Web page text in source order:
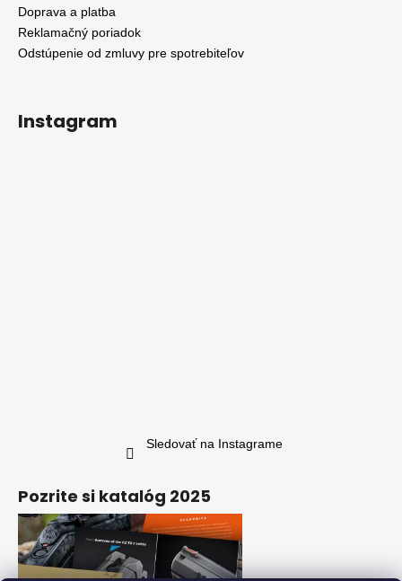
Doprava a platba
Reklamačný poriadok
Odstúpenie od zmluvy pre spotrebiteľov
Instagram
Sledovať na Instagrame
Pozrite si katalóg 2025